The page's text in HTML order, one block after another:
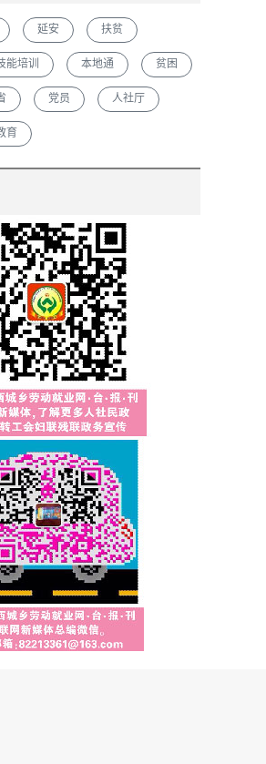
延安 扶贫
能培训 本地通 贫困
党员 人社厅
育
创业致富带头人促脱贫增收